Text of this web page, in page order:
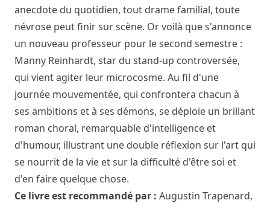
anecdote du quotidien, tout drame familial, toute
névrose peut finir sur scène. Or voilà que s'annonce
un nouveau professeur pour le second semestre :
Manny Reinhardt, star du stand-up controversée,
qui vient agiter leur microcosme. Au fil d'une
journée mouvementée, qui confrontera chacun à
ses ambitions et à ses démons, se déploie un brillant
roman choral, remarquable d'intelligence et
d'humour, illustrant une double réflexion sur l'art qui
se nourrit de la vie et sur la difficulté d'être soi et
d'en faire quelque chose.
Ce livre est recommandé par : Augustin Trapenard,